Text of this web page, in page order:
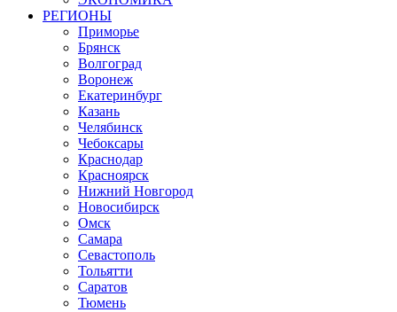
РЕГИОНЫ
Приморье
Брянск
Волгоград
Воронеж
Екатеринбург
Казань
Челябинск
Чебоксары
Краснодар
Красноярск
Нижний Новгород
Новосибирск
Омск
Самара
Севастополь
Тольятти
Саратов
Тюмень